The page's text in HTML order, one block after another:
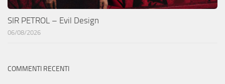
SIR PETROL – Evil Design
06/08/2026
COMMENTI RECENTI